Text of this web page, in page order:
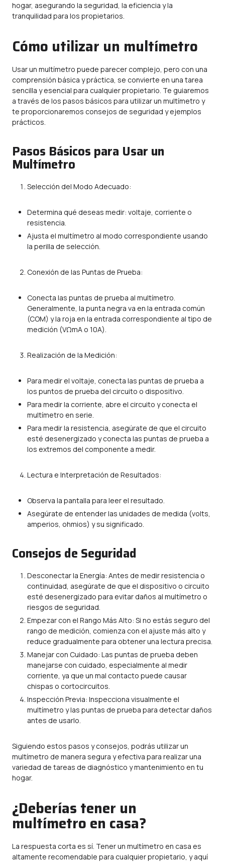
hogar, asegurando la seguridad, la eficiencia y la
tranquilidad para los propietarios.
Cómo utilizar un multímetro
Usar un multímetro puede parecer complejo, pero con una
comprensión básica y práctica, se convierte en una tarea
sencilla y esencial para cualquier propietario. Te guiaremos
a través de los pasos básicos para utilizar un multímetro y
te proporcionaremos consejos de seguridad y ejemplos
prácticos.
Pasos Básicos para Usar un
Multímetro
Selección del Modo Adecuado:
Determina qué deseas medir: voltaje, corriente o
resistencia.
Ajusta el multímetro al modo correspondiente usando
la perilla de selección.
Conexión de las Puntas de Prueba:
Conecta las puntas de prueba al multímetro.
Generalmente, la punta negra va en la entrada común
(COM) y la roja en la entrada correspondiente al tipo de
medición (VΩmA o 10A).
Realización de la Medición:
Para medir el voltaje, conecta las puntas de prueba a
los puntos de prueba del circuito o dispositivo.
Para medir la corriente, abre el circuito y conecta el
multímetro en serie.
Para medir la resistencia, asegúrate de que el circuito
esté desenergizado y conecta las puntas de prueba a
los extremos del componente a medir.
Lectura e Interpretación de Resultados:
Observa la pantalla para leer el resultado.
Asegúrate de entender las unidades de medida (volts,
amperios, ohmios) y su significado.
Consejos de Seguridad
Desconectar la Energía: Antes de medir resistencia o
continuidad, asegúrate de que el dispositivo o circuito
esté desenergizado para evitar daños al multímetro o
riesgos de seguridad.
Empezar con el Rango Más Alto: Si no estás seguro del
rango de medición, comienza con el ajuste más alto y
reduce gradualmente para obtener una lectura precisa.
Manejar con Cuidado: Las puntas de prueba deben
manejarse con cuidado, especialmente al medir
corriente, ya que un mal contacto puede causar
chispas o cortocircuitos.
Inspección Previa: Inspecciona visualmente el
multímetro y las puntas de prueba para detectar daños
antes de usarlo.
Siguiendo estos pasos y consejos, podrás utilizar un
multímetro de manera segura y efectiva para realizar una
variedad de tareas de diagnóstico y mantenimiento en tu
hogar.
¿Deberías tener un
multímetro en casa?
La respuesta corta es sí. Tener un multímetro en casa es
altamente recomendable para cualquier propietario, y aquí